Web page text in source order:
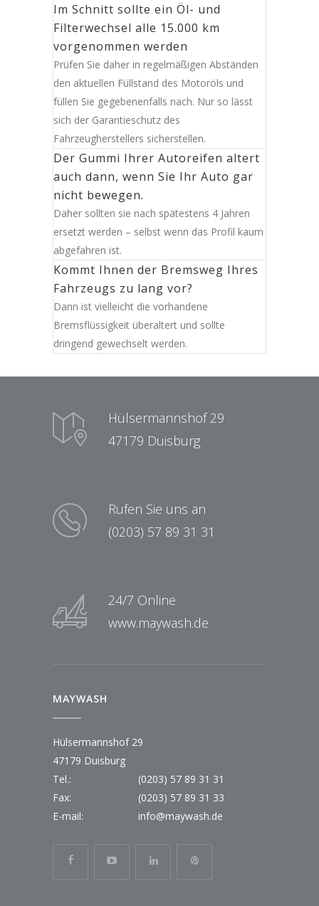
Im Schnitt sollte ein Öl- und
Filterwechsel alle 15.000 km
vorgenommen werden
Prüfen Sie daher in regelmäßigen Abständen
den aktuellen Füllstand des Motoröls und
füllen Sie gegebenenfalls nach. Nur so lässt
sich der Garantieschutz des
Fahrzeugherstellers sicherstellen.
Der Gummi Ihrer Autoreifen altert
auch dann, wenn Sie Ihr Auto gar
nicht bewegen.
Daher sollten sie nach spätestens 4 Jahren
ersetzt werden – selbst wenn das Profil kaum
abgefahren ist.
Kommt Ihnen der Bremsweg Ihres
Fahrzeugs zu lang vor?
Dann ist vielleicht die vorhandene
Bremsflüssigkeit überaltert und sollte
dringend gewechselt werden.
Hülsermannshof 29
47179 Duisburg
Rufen Sie uns an
(0203) 57 89 31 31
24/7 Online
www.maywash.de
MAYWASH
Hülsermannshof 29
47179 Duisburg
Tel.:
(0203) 57 89 31 31
Fax:
(0203) 57 89 31 33
E-mail:
info@maywash.de